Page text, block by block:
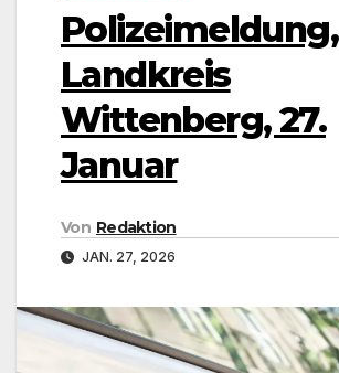
Polizeimeldung,
Landkreis
Wittenberg, 27.
Januar
Von Redaktion
JAN. 27, 2026